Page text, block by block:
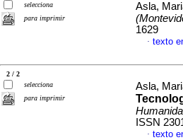
selecciona
para imprimir
Asla,
1629
· texto
2 / 2
selecciona
para imprimir
Asla,
ISSN
· texto